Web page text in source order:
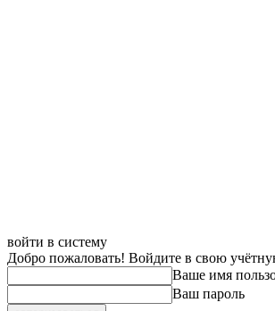
войти в систему
Добро пожаловать! Войдите в свою
Ваше имя
Ваш пароль